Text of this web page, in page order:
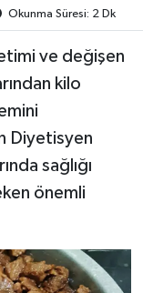
Okunma Süresi: 2 Dk
ve değişen
kilo
Diyetisyen
sağlığı
önemli